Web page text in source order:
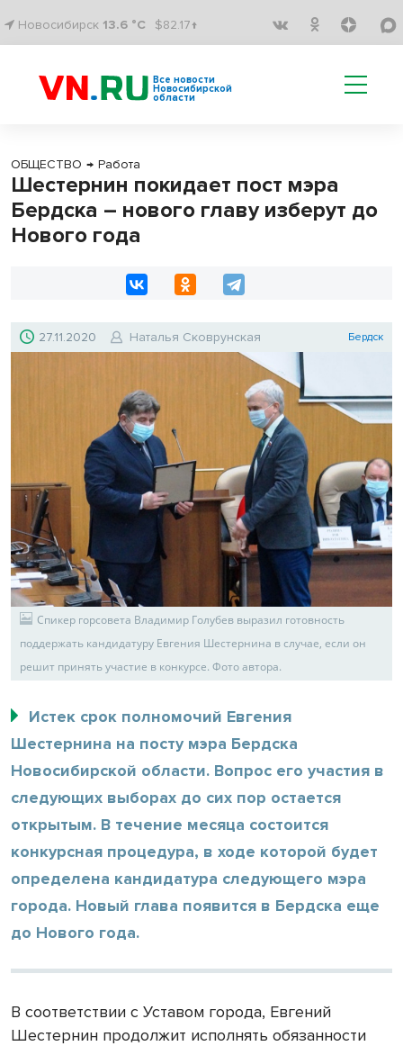
Новосибирск 13.6 °C $82.17↑
Все новости
Новосибирской
области
ОБЩЕСТВО → Работа
Шестернин покидает пост мэра
Бердска – нового главу изберут до
Нового года
27.11.2020 Наталья Сковрунская Бердск
Спикер горсовета Владимир Голубев выразил готовность
поддержать кандидатуру Евгения Шестернина в случае, если он
решит принять участие в конкурсе. Фото автора.
Истек срок полномочий Евгения
Шестернина на посту мэра Бердска
Новосибирской области. Вопрос его участия в
следующих выборах до сих пор остается
открытым. В течение месяца состоится
конкурсная процедура, в ходе которой будет
определена кандидатура следующего мэра
города. Новый глава появится в Бердска еще
до Нового года.
В соответствии с Уставом города, Евгений
Шестернин продолжит исполнять обязанности